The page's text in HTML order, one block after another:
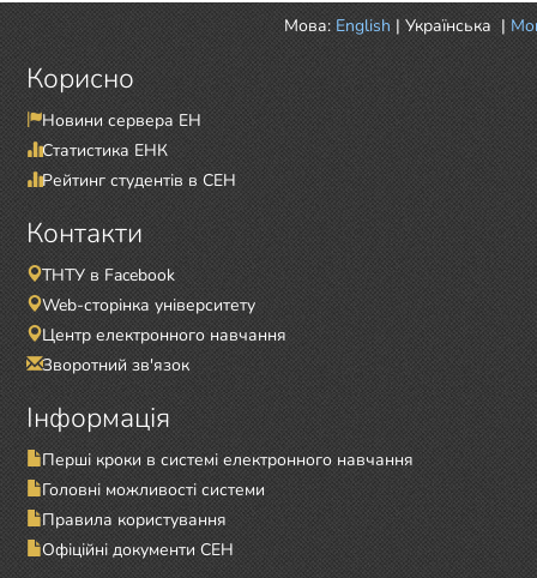
Мова: English | Українська |
Корисно
Новини сервера ЕН
Статистика ЕНК
Рейтинг студентів в СЕН
Контакти
ТНТУ в Facebook
Web-сторінка університету
Центр електронного навчання
Зворотний зв'язок
Інформація
Перші кроки в системі електронного навчання
Головні можливості системи
Правила користування
Офіційні документи СЕН